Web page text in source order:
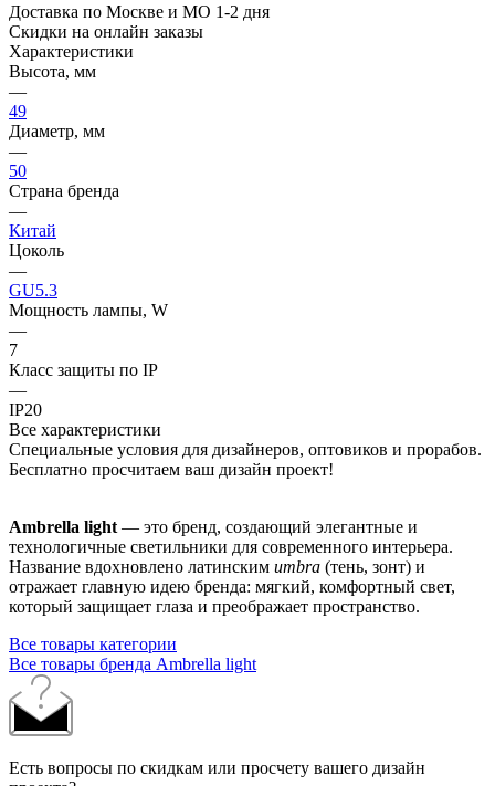
Доставка по Москве и МО 1-2 дня
Скидки на онлайн заказы
Характеристики
Высота, мм
—
49
Диаметр, мм
—
50
Страна бренда
—
Китай
Цоколь
—
GU5.3
Мощность лампы, W
—
7
Класс защиты по IP
—
IP20
Все характеристики
Специальные условия для дизайнеров, оптовиков и прорабов.
Бесплатно просчитаем ваш дизайн проект!
Ambrella light — это бренд, создающий элегантные и
технологичные светильники для современного интерьера.
Название вдохновлено латинским umbra (тень, зонт) и
отражает главную идею бренда: мягкий, комфортный свет,
который защищает глаза и преображает пространство.
Все товары категории
Все товары бренда Ambrella light
Есть вопросы по скидкам или просчету вашего дизайн